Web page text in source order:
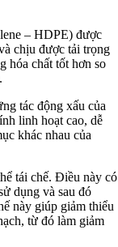
– HDPE) được
chịu được tải trọng
hóa chất tốt hơn so
tác động xấu của
linh hoạt cao, dễ
khác nhau của
tái chế. Điều này có
dụng và sau đó
này giúp giảm thiểu
từ đó làm giảm